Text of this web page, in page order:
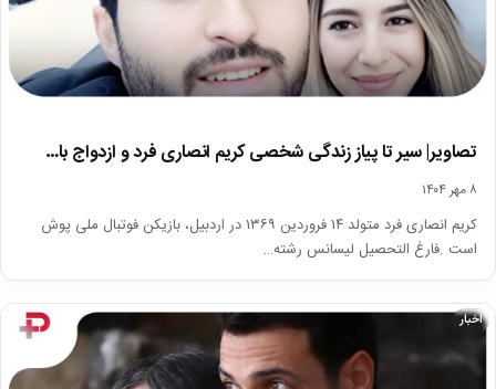
تصاویر| سیر تا پیاز زندگی شخصی کریم انصاری فرد و ازدواج با…
۸ مهر ۱۴۰۴
کریم انصاری‌ فرد متولد ۱۴ فروردین ۱۳۶۹ در اردبیل، بازیکن فوتبال ملی پوش
است .فارغ التحصیل لیسانس رشته…
اخبار